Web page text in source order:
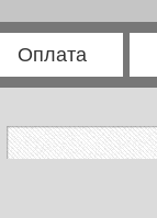
Оплата